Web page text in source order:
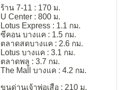
ร้าน 7-11 : 170 ม.
U Center : 800 ม.
Lotus Express : 1.1 กม.
ซีคอน บางแค : 1.5 กม.
ตลาดสดบางแค : 2.6 กม.
Lotus บางแค : 3.1 กม.
ตลาดพลู : 3.7 กม.
The Mall บางแค : 4.2 กม.
ขุนด่านเจ้าพ่อเสือ : 210 ม.